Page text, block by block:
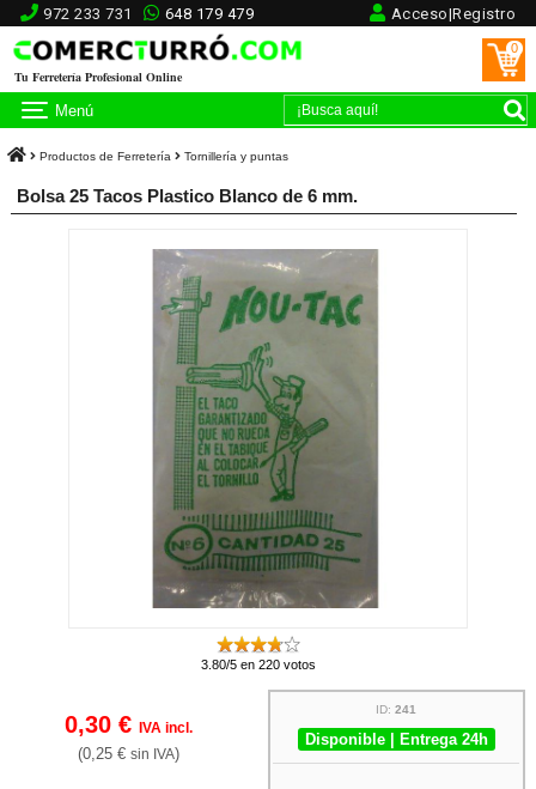
972 233 731 648 179 479 Acceso|Registro
Tu Ferretería Profesional Online
0
Menú
Productos de Ferretería Tornillería y puntas
Bolsa 25 Tacos Plastico Blanco de 6 mm.
3.80/5 en 220 votos
0,30 €IVA incl.
(0,25 €sin IVA)
ID:241
Disponible | Entrega 24h